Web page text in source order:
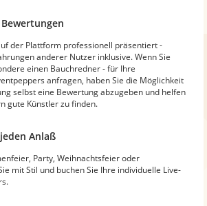
der Plattform professionell präsentiert -
anderer Nutzer inklusive. Wenn Sie
einen Bauchredner - für Ihre
anfragen, haben Sie die Möglichkeit
selbst eine Bewertung abzugeben und helfen
gute Künstler zu finden.
Anlaß
Party, Weihnachtsfeier oder
mit Stil und buchen Sie Ihre individuelle Live-